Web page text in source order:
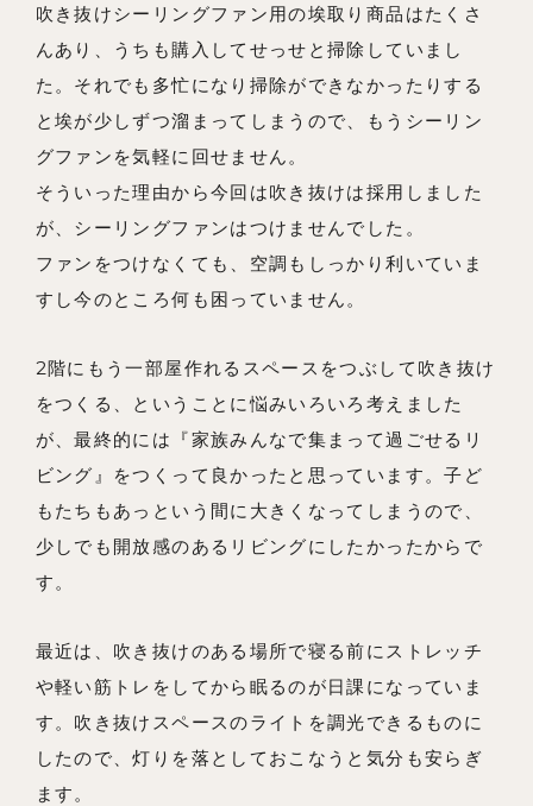
吹き抜けシーリングファン用の埃取り商品はたくさ
んあり、うちも購入してせっせと掃除していまし
た。それでも多忙になり掃除ができなかったりする
と埃が少しずつ溜まってしまうので、もうシーリン
グファンを気軽に回せません。
そういった理由から今回は吹き抜けは採用しました
が、シーリングファンはつけませんでした。
ファンをつけなくても、空調もしっかり利いていま
すし今のところ何も困っていません。
2階にもう一部屋作れるスペースをつぶして吹き抜け
をつくる、ということに悩みいろいろ考えました
が、最終的には『家族みんなで集まって過ごせるリ
ビング』をつくって良かったと思っています。子ど
もたちもあっという間に大きくなってしまうので、
少しでも開放感のあるリビングにしたかったからで
す。
最近は、吹き抜けのある場所で寝る前にストレッチ
や軽い筋トレをしてから眠るのが日課になっていま
す。吹き抜けスペースのライトを調光できるものに
したので、灯りを落としておこなうと気分も安らぎ
ます。